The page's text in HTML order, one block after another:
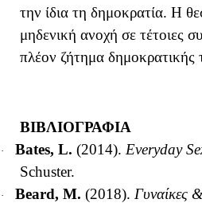
την ίδια τη δημοκρατία. Η
μηδενική ανοχή σε τέτοιες
πλέον ζήτημα δημοκρατικής
ΒΙΒΛΙΟΓΡΑΦΙΑ
· Bates, L. (2014). Everyday
Schuster.
· Beard, M. (2018). Γυναίκες